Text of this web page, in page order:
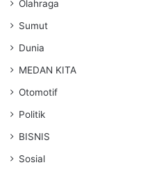
Olahraga
Sumut
Dunia
MEDAN KITA
Otomotif
Politik
BISNIS
Sosial